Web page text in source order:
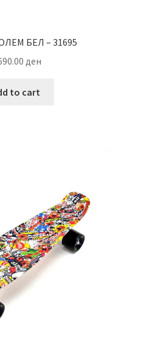
БЕЛ – 31695
ден
to cart